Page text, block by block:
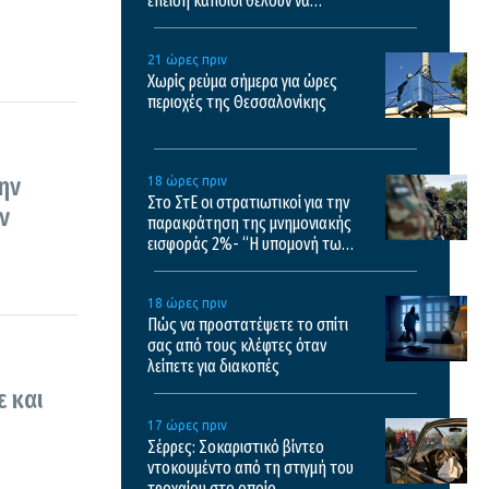
και
21 ώρες πριν
Χωρίς ρεύμα σήμερα για ώρες
περιοχές της Θεσσαλονίκης
18 ώρες πριν
Στο ΣτΕ οι στρατιωτικοί για την
παρακράτηση της μνημονιακής
εισφοράς 2%- “Η υπομονή των
18 ώρες πριν
Πώς να προστατέψετε το σπίτι
σας από τους κλέφτες όταν
λείπετε για διακοπές
17 ώρες πριν
Σέρρες: Σοκαριστικό βίντεο
ντοκουμέντο από τη στιγμή του